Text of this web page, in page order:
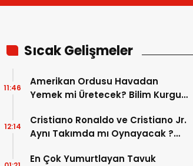
Sıcak Gelişmeler
Amerikan Ordusu Havadan
Yemek mi Üretecek? Bilim Kurgu
11:46
Cristiano Ronaldo ve Cristiano Jr.
Aynı Takımda mı Oynayacak ?
Dönemimi Başlıyor ?
12:14
En Çok Yumurtlayan Tavuk